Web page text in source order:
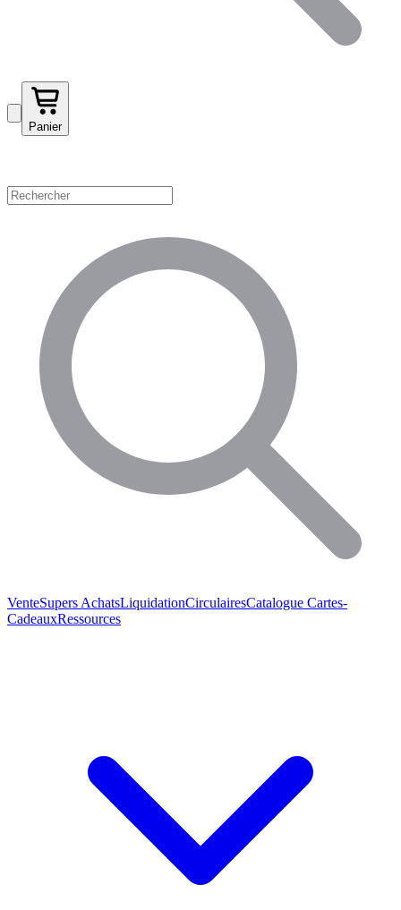
Panier
VenteSupers AchatsLiquidationCirculairesCatalogue Cartes-
CadeauxRessources